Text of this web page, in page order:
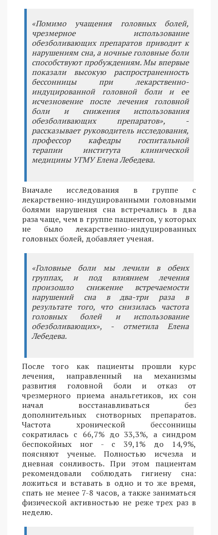
«Помимо учащения головных болей,
чрезмерное использование
обезболивающих препаратов приводит к
нарушениям сна, а ночные головные боли
способствуют пробуждениям. Мы впервые
показали высокую распространенность
бессонницы при лекарственно-
индуцированной головной боли и ее
исчезновение после лечения головной
боли и снижения использования
обезболивающих препаратов», -
рассказывает руководитель исследования,
профессор кафедры госпитальной
терапии института клинической
медицины УГМУ Елена Лебедева.
Вначале исследования в группе с
лекарственно-индуцированными головными
болями нарушения сна встречались в два
раза чаще, чем в группе пациентов, у которых
не было лекарственно-индуцированных
головных болей, добавляет ученая.
«Головные боли мы лечили в обеих
группах, и под влиянием лечения
произошло снижение встречаемости
нарушений сна в два-три раза в
результате того, что снизилась частота
головных болей и использование
обезболивающих», - отметила Елена
Лебедева.
После того как пациенты прошли курс
лечения, направленный на механизмы
развития головной боли и отказ от
чрезмерного приема анальгетиков, их сон
начал восстанавливаться без
дополнительных снотворных препаратов.
Частота хронической бессонницы
сократилась с 66,7% до 33,3%, а синдром
беспокойных ног - с 39,1% до 14,9%,
поясняют ученые. Полностью исчезла и
дневная сонливость. При этом пациентам
рекомендовали соблюдать гигиену сна:
ложиться и вставать в одно и то же время,
спать не менее 7-8 часов, а также заниматься
физической активностью не реже трех раз в
неделю.